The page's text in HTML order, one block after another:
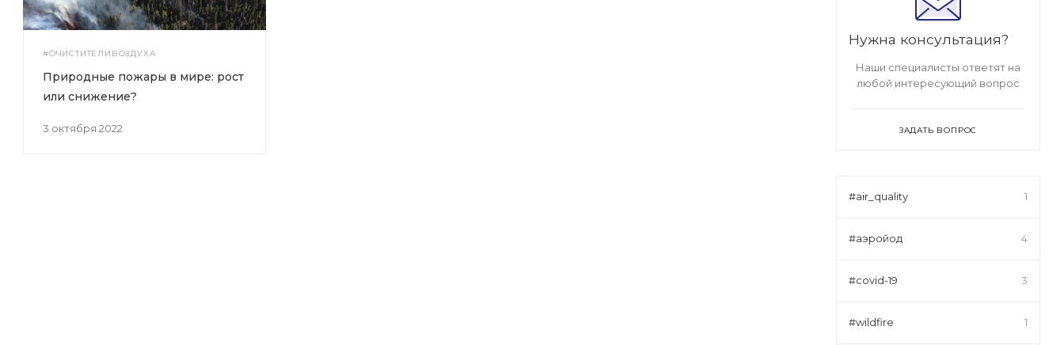
#ОЧИСТИТЕЛИВОЗДУХА
3 октября 2022
Природные пожары в мире: рост
или снижение?
Нужна консультация?
Наши специалисты ответят на
любой интересующий вопрос
ЗАДАТЬ ВОПРОС
#air_quality 1
#aэройод 4
#covid-19 3
#wildfire 1